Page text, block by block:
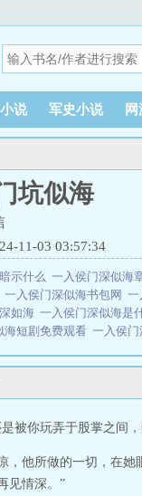
说 军史小说
坑似海
11-03 03:57:34
示什么 一入侯门深似海
一入侯门深似海书包网 一
如海 一入侯门深似海是
海短剧免费观看 一入侯
海图片一入侯门深似海
海后半句
费阅读一进侯门深如海
是怎么穿越来的，但既
仔似的，娶回家顶啥用
被你玩弄于股掌之间
，他所做的一切，在
见情深。”